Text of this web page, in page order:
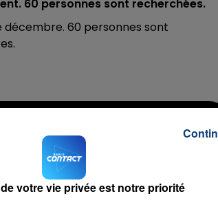
60 personnes sont recherchées.
décembre. 60 personnes sont
votre vie privée est notre priorité